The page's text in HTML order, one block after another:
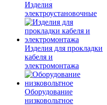
Изделия
электроустановочные
Изделия для прокладки
кабеля и
электромонтажа
Оборудование
низковольтное